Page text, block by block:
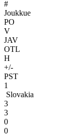
#
Joukkue
PO
V
JAV
OTL
H
+/-
PST
1
Slovakia
3
3
0
0